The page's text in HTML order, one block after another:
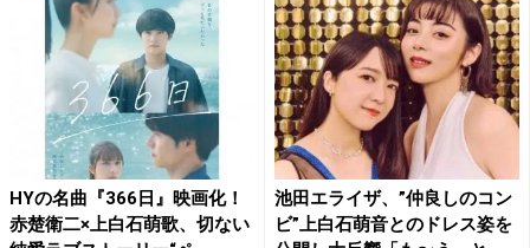
HYの名曲『366日』映画化！
赤楚衛二×上白石萌歌、切ない
池田エライザ、”仲良しのコン
ビ”上白石萌音とのドレス姿を